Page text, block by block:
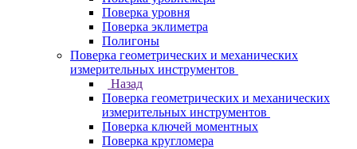
Поверка уровня
Поверка эклиметра
Полигоны
Поверка геометрических и механических
измерительных инструментов
Назад
Поверка геометрических и механических
измерительных инструментов
Поверка ключей моментных
Поверка кругломера